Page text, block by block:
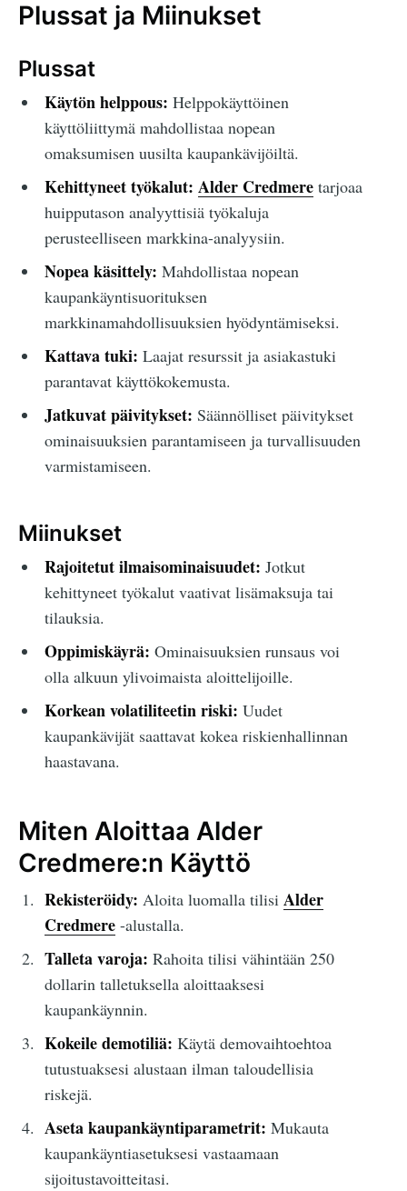
Plussat ja Miinukset
Plussat
Käytön helppous: Helppokäyttöinen
käyttöliittymä mahdollistaa nopean
omaksumisen uusilta kaupankävijöiltä.
Kehittyneet työkalut: Alder Credmeretarjoaa
huipputason analyyttisiä työkaluja
perusteelliseen markkina-analyysiin.
Nopea käsittely: Mahdollistaa nopean
kaupankäyntisuorituksen
markkinamahdollisuuksien hyödyntämiseksi.
Kattava tuki: Laajat resurssit ja asiakastuki
parantavat käyttökokemusta.
Jatkuvat päivitykset: Säännölliset päivitykset
ominaisuuksien parantamiseen ja turvallisuuden
varmistamiseen.
Miinukset
Rajoitetut ilmaisominaisuudet: Jotkut
kehittyneet työkalut vaativat lisämaksuja tai
tilauksia.
Oppimiskäyrä: Ominaisuuksien runsaus voi
olla alkuun ylivoimaista aloittelijoille.
Korkean volatiliteetin riski: Uudet
kaupankävijät saattavat kokea riskienhallinnan
haastavana.
Miten Aloittaa Alder
Credmere:n Käyttö
Rekisteröidy: Aloita luomalla tilisi Alder
Credmere-alustalla.
Talleta varoja: Rahoita tilisi vähintään 250
dollarin talletuksella aloittaaksesi
kaupankäynnin.
Kokeile demotiliä: Käytä demovaihtoehtoa
tutustuaksesi alustaan ilman taloudellisia
riskejä.
Aseta kaupankäyntiparametrit: Mukauta
kaupankäyntiasetuksesi vastaamaan
sijoitustavoitteitasi.